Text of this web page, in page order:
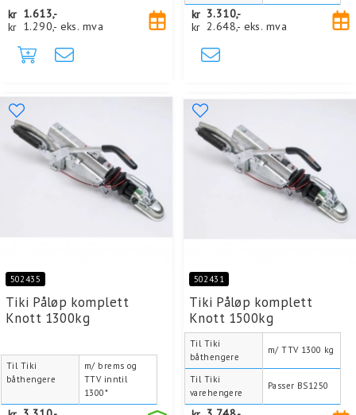
kr 1.613,-
kr 1.290,- eks. mva
kr 3.310,-
kr 2.648,- eks. mva
502435
Tiki Påløp komplett
Knott 1300kg
Til Tiki
båthengere
m/ brems og
TTV inntil
1300*
502431
Tiki Påløp komplett
Knott 1500kg
Til Tiki
båthengere
m/ TTV 1300 kg
Til Tiki
varehengere
Passer BS1250